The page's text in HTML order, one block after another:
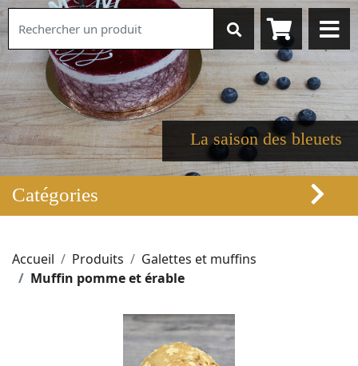
La saison des bleuets
Catégories
Accueil Produits
Galettes et muffins
Muffin pomme et érable